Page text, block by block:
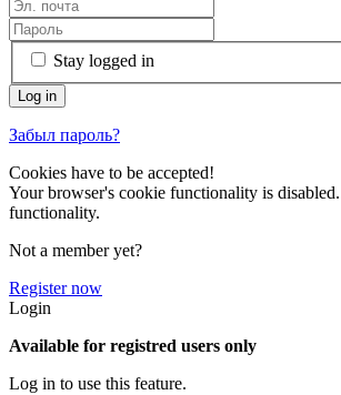
Stay logged in
Забыл пароль?
Cookies have to be accepted!
Your browser's cookie functionality is disabled.
functionality.
Not a member yet?
Register now
Login
Available for registred users only
Log in to use this feature.